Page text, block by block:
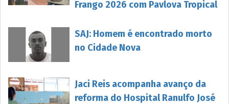
Frango 2026 com Pavlova Tropical
SAJ: Homem é encontrado morto
no Cidade Nova
Jaci Reis acompanha avanço da
reforma do Hospital Ranulfo José